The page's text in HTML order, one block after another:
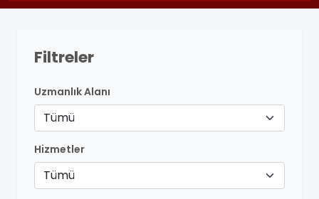
Filtreler
Uzmanlık Alanı
Tümü
Hizmetler
Tümü